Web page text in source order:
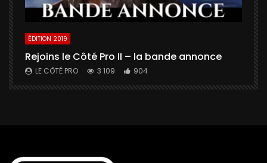
ÉDITION 2019
Rejoins le Côté Pro II – la bande annonce
LE CÔTÉ PRO 3 109 904